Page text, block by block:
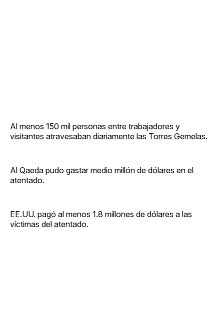
Al menos 150 mil personas entre trabajadores y
visitantes atravesaban diariamente las Torres Gemelas.
Al Qaeda pudo gastar medio millón de dólares en el
atentado.
EE.UU. pagó al menos 1.8 millones de dólares a las
víctimas del atentado.